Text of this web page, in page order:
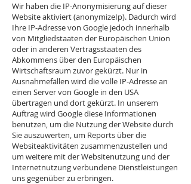
Wir haben die IP-Anonymisierung auf dieser
Website aktiviert (anonymizeIp). Dadurch wird
Ihre IP-Adresse von Google jedoch innerhalb
von Mitgliedstaaten der Europäischen Union
oder in anderen Vertragsstaaten des
Abkommens über den Europäischen
Wirtschaftsraum zuvor gekürzt. Nur in
Ausnahmefällen wird die volle IP-Adresse an
einen Server von Google in den USA
übertragen und dort gekürzt. In unserem
Auftrag wird Google diese Informationen
benutzen, um die Nutzung der Website durch
Sie auszuwerten, um Reports über die
Websiteaktivitäten zusammenzustellen und
um weitere mit der Websitenutzung und der
Internetnutzung verbundene Dienstleistungen
uns gegenüber zu erbringen.